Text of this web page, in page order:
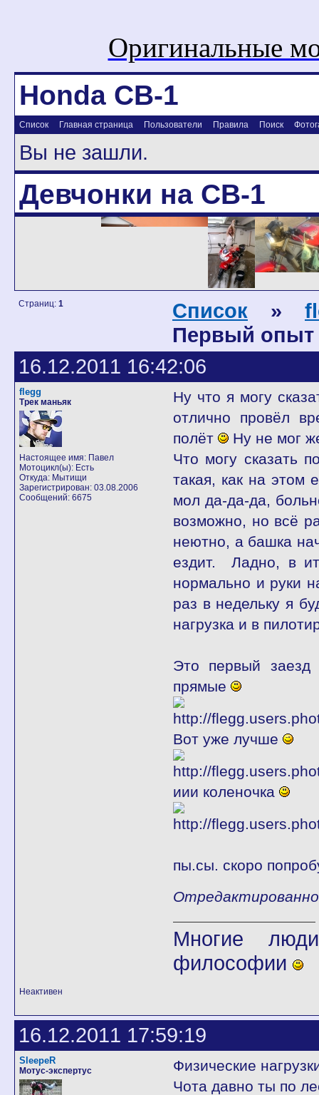
Оригинальные
Honda CB-1
Список Главная страница Пользователи Правила Поиск
Вы не зашли.
Девчонки на CB-1
Страниц: 1 Список »
Первый опыт
16.12.2011 16:42:06
flegg
Трек маньяк
Настоящее имя: Павел
Мотоцикл(ы): Есть
Откуда: Мытищи
Зарегистрирован: 03.08.2006
Сообщений: 6675
Ну что я могу
отлично провёл
полёт
Ну не мог
Что могу сказать
такая, как на этом
мол да-да-да,
возможно, но всё
неютно, а башка
ездит. Ладно, в
нормально и руки
раз в недельку я
нагрузка и в
Это первый
прямые
Вот уже лучше
иии коленочка
пы.сы. скоро
Многие
философии
Неактивен
16.12.2011 17:59:19
SleepeR
Мотус-экспертус
Физические
Чота давно ты по